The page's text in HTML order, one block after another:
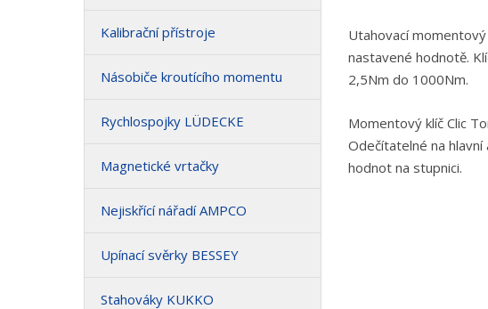
Kalibrační přístroje
Násobiče kroutícího momentu
Rychlospojky LÜDECKE
Magnetické vrtačky
Nejiskřící nářadí AMPCO
Upínací svěrky BESSEY
Stahováky KUKKO
Utahovací
nastavené hodnotě.
2,5Nm do 1000Nm.
Momentový klíč Clic
Odečítatelné na
hodnot na stupnici.